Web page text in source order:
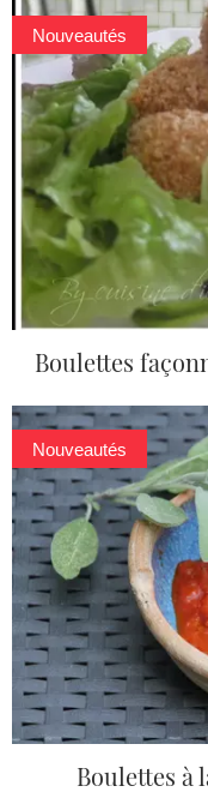
Nouveautés
Boulettes
Nouveautés
Boulettes à